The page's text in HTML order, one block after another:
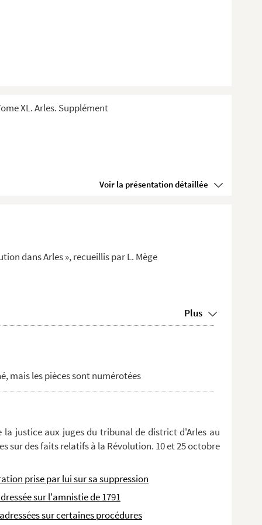
XL. Arles. Supplément
Voir la présentation détaillée
dans Arles », recueillis par L. Mège
Plus
mais les pièces sont numérotées
la justice aux juges du tribunal de district d'Arles au
sur des faits relatifs à la Révolution. 10 et 25 octobre
prise par lui sur sa suppression
sur l'amnistie de 1791
sur certaines procédures